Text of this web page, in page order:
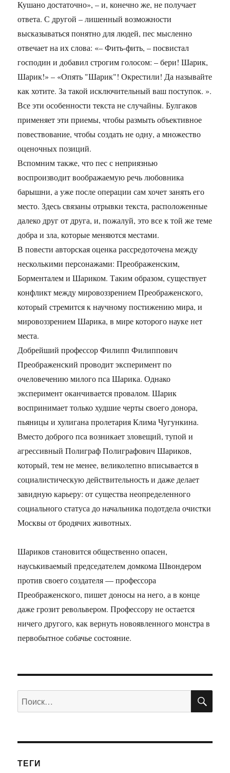
Кушано достаточно», – и, конечно же, не получает
ответа. С другой – лишенный возможности
высказываться понятно для людей, пес мысленно
отвечает на их слова: «– Фить-фить, – посвистал
господин и добавил строгим голосом: – бери! Шарик,
Шарик!» – «Опять "Шарик"! Окрестили! Да называйте
как хотите. За такой исключительный ваш поступок. ».
Все эти особенности текста не случайны. Булгаков
применяет эти приемы, чтобы размыть объективное
повествование, чтобы создать не одну, а множество
оценочных позиций.
Вспомним также, что пес с неприязнью
воспроизводит воображаемую речь любовника
барышни, а уже после операции сам хочет занять его
место. Здесь связаны отрывки текста, расположенные
далеко друг от друга, и, пожалуй, это все к той же теме
добра и зла, которые меняются местами.
В повести авторская оценка рассредоточена между
несколькими персонажами: Преображенским,
Борменталем и Шариком. Таким образом, существует
конфликт между мировоззрением Преображенского,
который стремится к научному постижению мира, и
мировоззрением Шарика, в мире которого науке нет
места.
Добрейший профессор Филипп Филиппович
Преображенский проводит эксперимент по
очеловечению милого пса Шарика. Однако
эксперимент оканчивается провалом. Шарик
воспринимает только худшие черты своего донора,
пьяницы и хулигана пролетария Клима Чугункина.
Вместо доброго пса возникает зловещий, тупой и
агрессивный Полиграф Полиграфович Шариков,
который, тем не менее, великолепно вписывается в
социалистическую действительность и даже делает
завидную карьеру: от существа неопределенного
социального статуса до начальника подотдела очистки
Москвы от бродячих животных.
Шариков становится общественно опасен,
науськиваемый председателем домкома Швондером
против своего создателя — профессора
Преображенского, пишет доносы на него, а в конце
даже грозит револьвером. Профессору не остается
ничего другого, как вернуть новоявленного монстра в
первобытное собачье состояние.
Искать:
ТЕГИ